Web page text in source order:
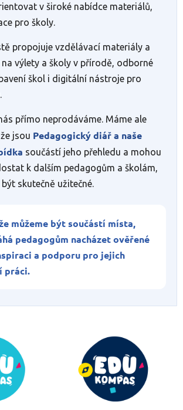
v široké nabídce materiálů,
pro školy.
propojuje vzdělávací materiály a
výlety a školy v přírodě, odborné
škol i digitální nástroje pro
přímo neprodáváme. Máme ale
jsou Pedagogický diář a naše
součástí jeho přehledu a mohou
k dalším pedagogům a školám,
skutečně užitečné.
můžeme být součástí místa,
pedagogům nacházet ověřené
a podporu pro jejich
práci.